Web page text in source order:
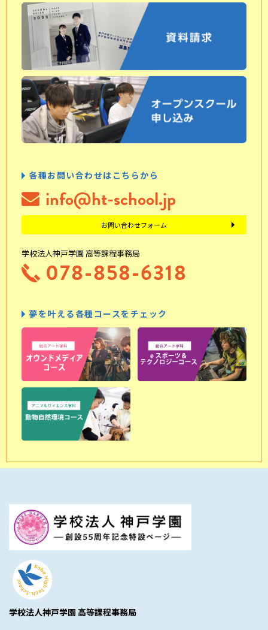
各種お問い合わせはこちらから
info@ht-school.jp
お問い合わせフォーム
学校法人神戸学園 高等課程事務局
078-858-6318
夢を叶える各種コースをチェック
学校法人神戸学園 高等課程事務局